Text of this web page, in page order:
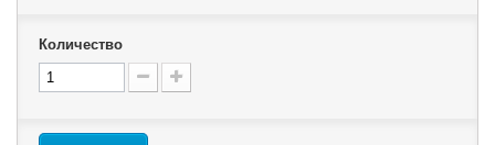
Количество